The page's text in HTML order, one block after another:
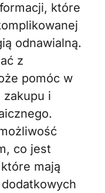
które
odnawialną.
z
pomóc w
zakupu i
co jest
mają